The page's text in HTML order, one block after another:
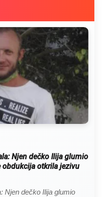
Njen dečko Ilija glumio
obdukcija otkrila jezivu
Njen dečko Ilija glumio